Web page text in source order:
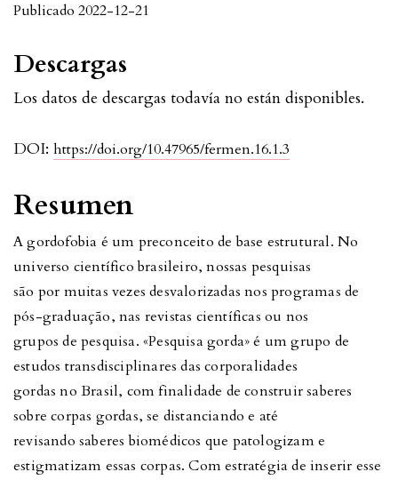
DOI: https://doi.org/10.47965/fermen.16.1.3
Publicado 2022-12-21
Resumen
A gordofobia é um preconceito de base estrutural. No
universo científico brasileiro, nossas pesquisas
são por muitas vezes desvalorizadas nos programas de
pós-graduação, nas revistas científicas ou nos
grupos de pesquisa. «Pesquisa gorda» é um grupo de
estudos transdisciplinares das corporalidades
gordas no Brasil, com finalidade de construir saberes
sobre corpas gordas, se distanciando e até
revisando saberes biomédicos que patologizam e
estigmatizam essas corpas. Com estratégia de inserir esse
Descargas
Los datos de descargas todavía no están disponibles.